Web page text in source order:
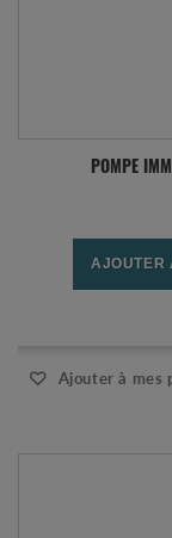
POMPE
AJOUTER
Ajouter à mes